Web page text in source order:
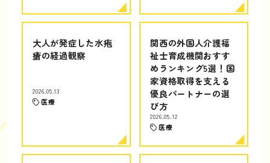
大人が発症した水疱
瘡の経過観察
2026.05.13
医療
関西の外国人介護福
祉士育成機関おすす
めランキング5選！国
家資格取得を支える
優良パートナーの選
び方
2026.05.12
医療